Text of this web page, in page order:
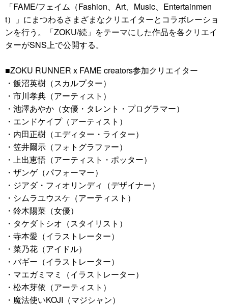
「FAME/フェイム（Fashion、Art、Music、Entertainmen
t）」にまつわるさまざまなクリエイターとコラボレーショ
ンを行う。「ZOKU/続」をテーマにした作品を各クリエイ
ターがSNS上で公開する。
■ZOKU RUNNER x FAME creators参加クリエイター
・飯沼英樹（スカルプター）
・市川孝典（アーティスト）
・池澤あやか（女優・タレント・プログラマー）
・エンドケイプ（アーティスト）
・内田正樹（エディター・ライター）
・笠井爾示（フォトグラファー）
・上出恵悟（アーティスト・ポッター）
・ザンゲ（パフォーマー）
・ジアダ・フィオリンディ（デザイナー）
・シムラユウスケ（アーティスト）
・鈴木陽菜（女優）
・タケダトシオ（スタイリスト）
・寺本愛（イラストレーター）
・菜乃花（アイドル）
・バギー（イラストレーター）
・マエガミマミ（イラストレーター）
・松本芽依（アーティスト）
・魔法使いKOJI（マジシャン）